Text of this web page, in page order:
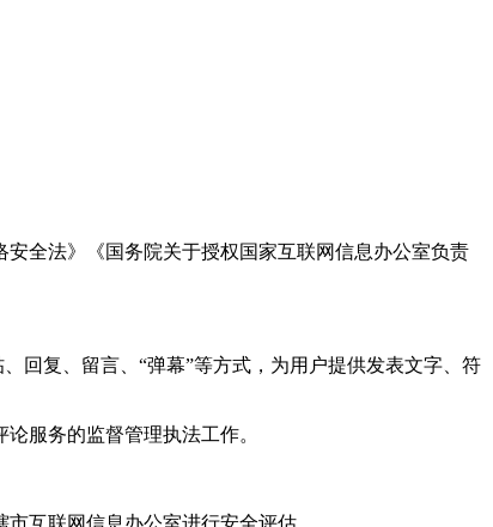
全法》《国务院关于授权国家互联网信息办公室负责
回复、留言、“弹幕”等方式，为用户提供发表文字、符
服务的监督管理执法工作。
互联网信息办公室进行安全评估。